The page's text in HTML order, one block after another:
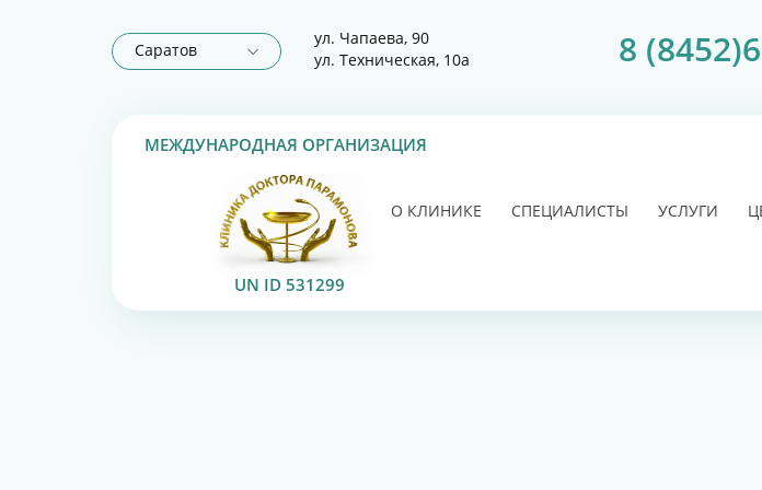
Саратов
ул. Чапаева, 90
ул. Техническая, 10а
8
МЕЖДУНАРОДНАЯ ОРГАНИЗАЦИЯ
UN ID 531299
О КЛИНИКЕ СПЕЦИАЛИСТЫ УСЛУГИ